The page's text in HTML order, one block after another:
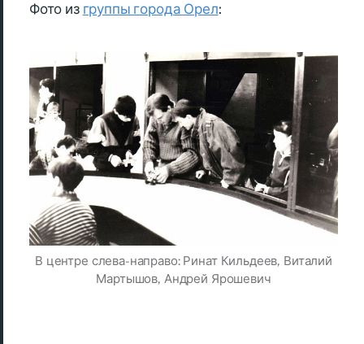
Фото из группы города Орел:
В центре слева-направо: Ринат Кильдеев, Виталий
Мартышов, Андрей Ярошевич